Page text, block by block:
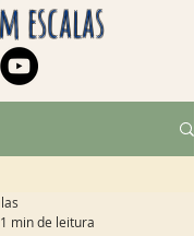
escalas
1 min de leitura